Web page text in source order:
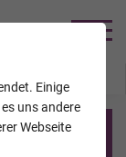
Einige
uns andere
Webseite
VERSTORBENE